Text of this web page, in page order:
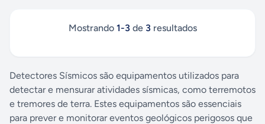
Mostrando 1-3 de 3 resultados
Detectores Sísmicos são equipamentos utilizados para
detectar e mensurar atividades sísmicas, como terremotos
e tremores de terra. Estes equipamentos são essenciais
para prever e monitorar eventos geológicos perigosos que